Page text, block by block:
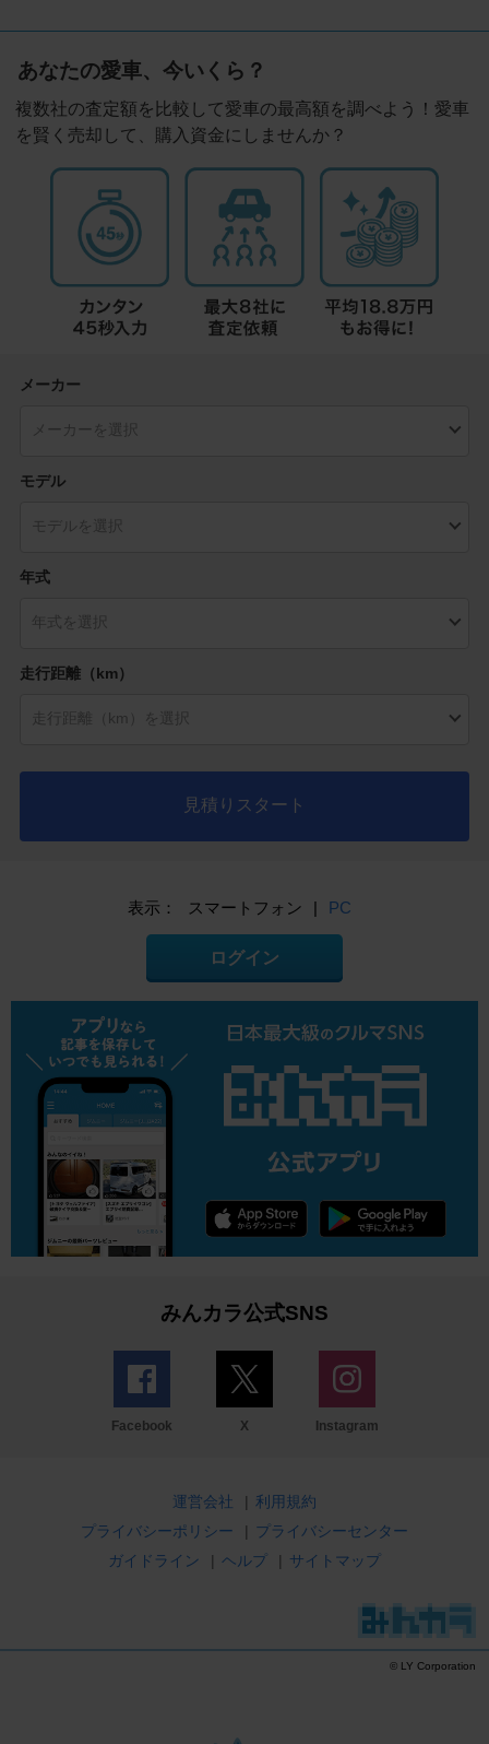
あなたの愛車、今いくら？
複数社の査定額を比較して愛車の最高額を調べよう！愛車
を賢く売却して、購入資金にしませんか？
メーカー
モデル
年式
走行距離（km）
見積りスタート
表示： スマートフォン | PC
ログイン
みんカラ公式SNS
Facebook X Instagram
運営会社 | 利用規約
プライバシーポリシー
| プライバシーセンター
ガイドライン
| ヘルプ | サイトマップ
© LY Corporation